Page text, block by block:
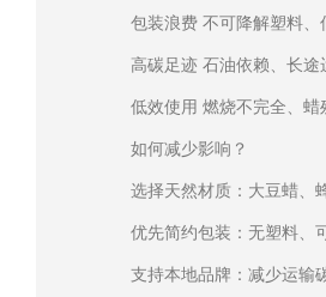
包装浪费 不可降解塑料、
高碳足迹 石油依赖、长途
低效使用 燃烧不完全、蜡
如何减少影响？
选择天然材质：大豆蜡、
优先简约包装：无塑料、
支持本地品牌：减少运输